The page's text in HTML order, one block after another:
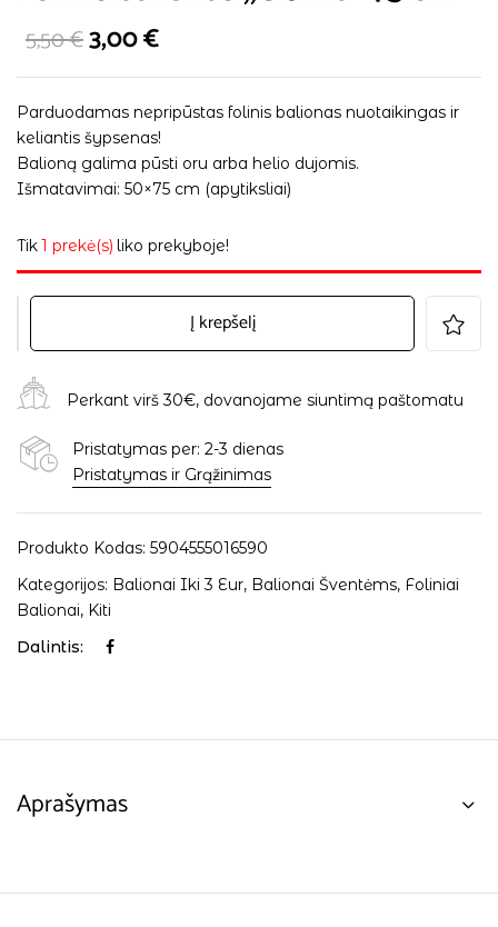
5,50€3,00€
Parduodamas nepripūstas folinis balionas nuotaikingas ir
keliantis šypsenas!
Balioną galima pūsti oru arba helio dujomis.
Išmatavimai: 50×75 cm (apytiksliai)
Tik1 prekė(s) liko prekyboje!
Į krepšelį
Perkant virš 30€, dovanojame siuntimą paštomatu
Pristatymas per: 2-3 dienas
Pristatymas ir Grąžinimas
Produkto Kodas: 5904555016590
Kategorijos: Balionai Iki 3 Eur, Balionai Šventėms, Foliniai
Balionai, Kiti
Dalintis:
Aprašymas